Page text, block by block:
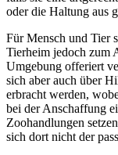
oder die Haltung aus
Für Mensch und Tier
Tierheim jedoch zum
Umgebung offeriert
sich aber auch über
erbracht werden,
bei der Anschaffung
Zoohandlungen
sich dort nicht der